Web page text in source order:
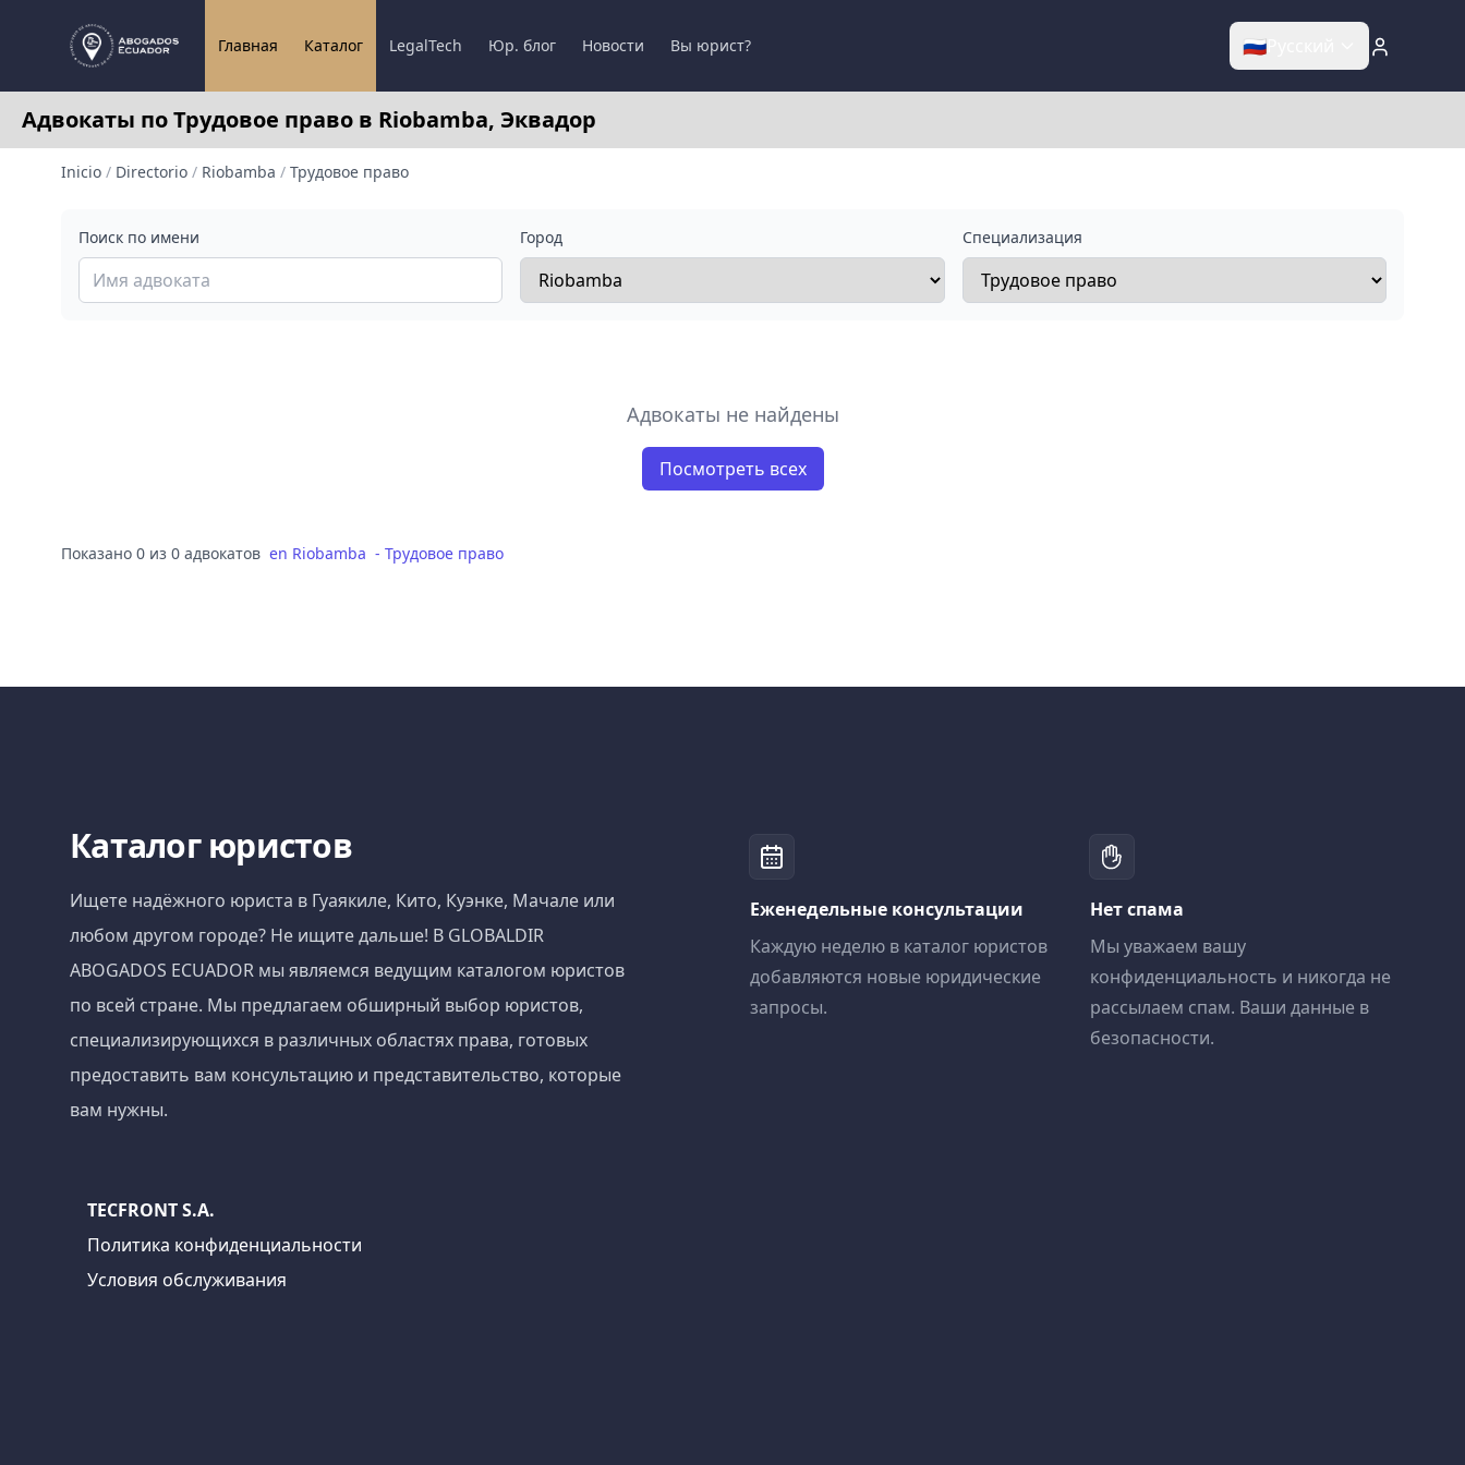
Главная Каталог LegalTech Юр. блог Новости Вы юрист? 🇷🇺
Адвокаты по Трудовое право в Riobamba, Эквадор
Inicio / Directorio / Riobamba / Трудовое право
Поиск по имени Город Специализация
Адвокаты не найдены
Посмотреть всех
Показано 0 из 0 адвокатов en Riobamba - Трудовое право
Каталог юристов
Ищете надёжного юриста в Гуаякиле, Кито, Куэнке, Мачале или
любом другом городе? Не ищите дальше! В GLOBALDIR
ABOGADOS ECUADOR мы являемся ведущим каталогом юристов
по всей стране. Мы предлагаем обширный выбор юристов,
специализирующихся в различных областях права, готовых
предоставить вам консультацию и представительство, которые
вам нужны.
Еженедельные консультации
Каждую неделю в каталог юристов
добавляются новые юридические
запросы.
Нет спама
Мы уважаем вашу
конфиденциальность и никогда не
рассылаем спам. Ваши данные в
безопасности.
TECFRONT S.A.
Политика конфиденциальности
Условия обслуживания